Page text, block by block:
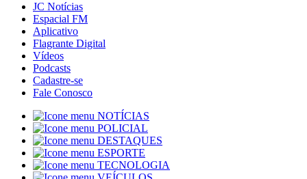
JC Notícias
Espacial FM
Aplicativo
Flagrante Digital
Vídeos
Podcasts
Cadastre-se
Fale Conosco
NOTÍCIAS
POLICIAL
DESTAQUES
ESPORTE
TECNOLOGIA